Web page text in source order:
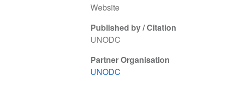
Website
Published by / Citation
UNODC
Partner Organisation
UNODC